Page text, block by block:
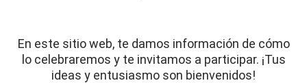
En este sitio web, te damos información de cómo
lo celebraremos y te invitamos a participar. ¡Tus
ideas y entusiasmo son bienvenidos!